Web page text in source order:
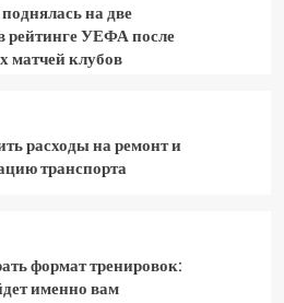
на две
рейтинге УЕФА после
матчей клубов
расходы на ремонт и
транспорта
формат тренировок:
именно вам